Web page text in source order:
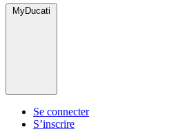
MyDucati
Se connecter
S’inscrire